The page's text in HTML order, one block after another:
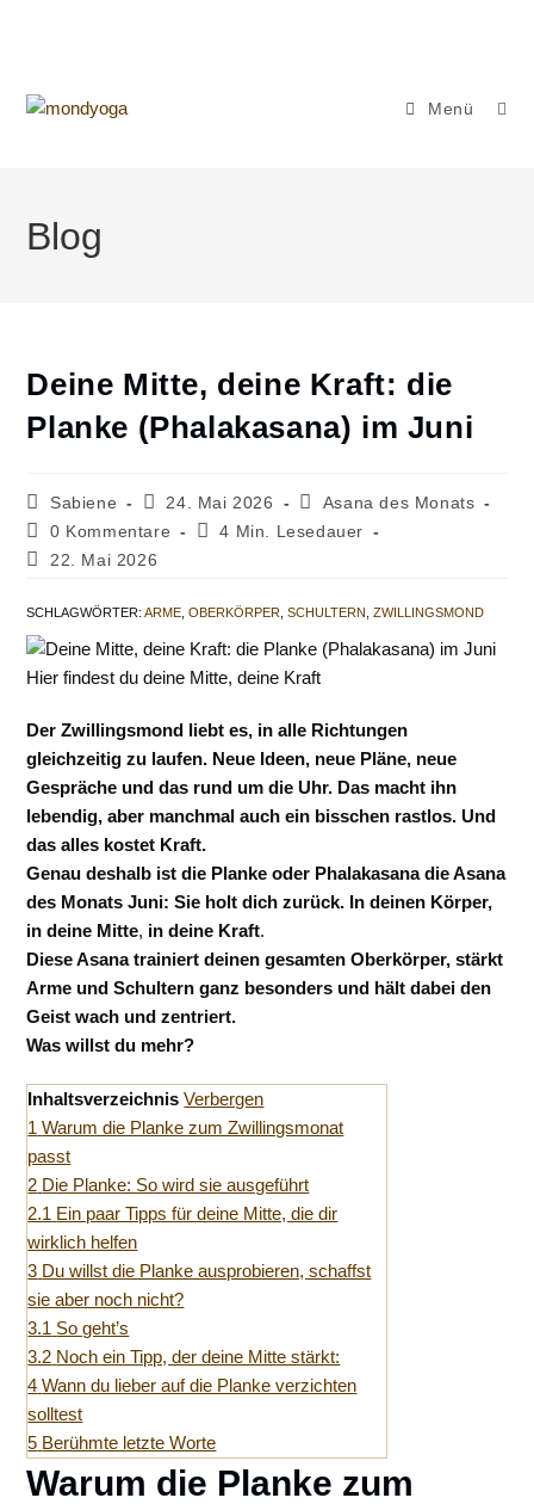
Menü
Blog
Deine Mitte, deine Kraft: die
Planke (Phalakasana) im Juni
Beitrags-
Autor:
Sabiene
Beitrag
veröffentlicht:
24. Mai 2026
Beitrags-
Kategorie:
Asana des Monats
Beitrags-
Kommentare:
0 Kommentare Lesedauer:
4 Min. Lesedauer
Beitrag
geändert
22. Mai 2026
SCHLAGWÖRTER:ARME OBERKÖRPER SCHULTERN ZWILLINGSMOND
Hier findest du deine Mitte, deine Kraft
Der Zwillingsmond liebt es, in alle Richtungen
gleichzeitig zu laufen. Neue Ideen, neue Pläne, neue
Gespräche und das rund um die Uhr. Das macht ihn
lebendig, aber manchmal auch ein bisschen rastlos. Und
das alles kostet Kraft.
Genau deshalb ist die Planke oder Phalakasana die Asana
des Monats Juni: Sie holt dich zurück. In deinen Körper,
in deine Mitte, in deine Kraft.
Diese Asana trainiert deinen gesamten Oberkörper, stärkt
Arme und Schultern ganz besonders und hält dabei den
Geist wach und zentriert.
Was willst du mehr?
Inhaltsverzeichnis Verbergen
1 Warum die Planke zum Zwillingsmonat
passt
2 Die Planke: So wird sie ausgeführt
2.1 Ein paar Tipps für deine Mitte, die dir
wirklich helfen
3 Du willst die Planke ausprobieren, schaffst
sie aber noch nicht?
3.1 So geht’s
3.2 Noch ein Tipp, der deine Mitte stärkt:
4 Wann du lieber auf die Planke verzichten
solltest
5 Berühmte letzte Worte
Warum die Planke zum